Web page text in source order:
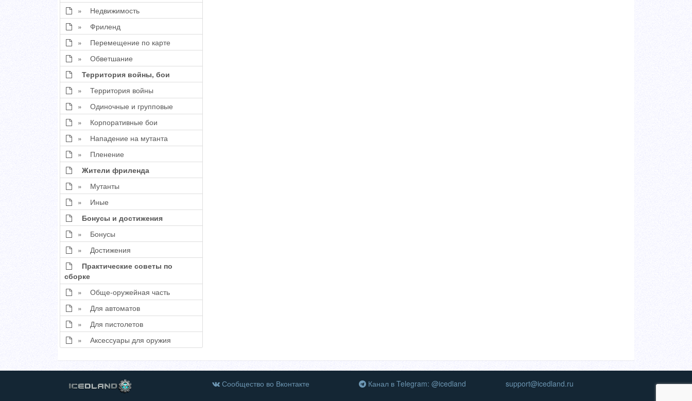
» Недвижимость
» Фриленд
» Перемещение по карте
» Обветшание
Территория войны, бои
» Территория войны
» Одиночные и групповые
» Корпоративные бои
» Нападение на мутанта
» Пленение
Жители фриленда
» Мутанты
» Иные
Бонусы и достижения
» Бонусы
» Достижения
Практические советы по
сборке
» Обще-оружейная часть
» Для автоматов
» Для пистолетов
» Аксессуары для оружия
Сообщество во Вконтакте Канал в Telegram: @icedland support@icedland.ru